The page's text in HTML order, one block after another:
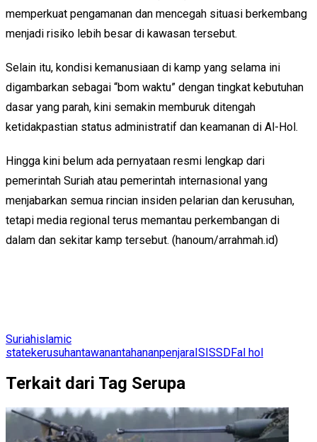
memperkuat pengamanan dan mencegah situasi berkembang
menjadi risiko lebih besar di kawasan tersebut.
Selain itu, kondisi kemanusiaan di kamp yang selama ini
digambarkan sebagai “bom waktu” dengan tingkat kebutuhan
dasar yang parah, kini semakin memburuk ditengah
ketidakpastian status administratif dan keamanan di Al-Hol.
Hingga kini belum ada pernyataan resmi lengkap dari
pemerintah Suriah atau pe­­merintah internasional yang
menjabarkan semua rincian insiden pelarian dan kerusuhan,
tetapi media regional terus memantau perkembangan di
dalam dan sekitar kamp tersebut. (hanoum/arrahmah.id)
Suriahislamic
statekerusuhantawanantahananpenjaraISISSDFal hol
Terkait dari Tag Serupa